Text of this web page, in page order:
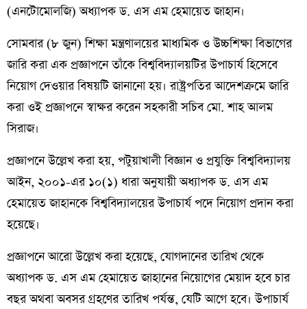
(এনটোমোলজি) অধ্যাপক ড. এস এম হেমায়েত জাহান।
সোমবার (৮ জুন) শিক্ষা মন্ত্রণালয়ের মাধ্যমিক ও উচ্চশিক্ষা বিভাগের
জারি করা এক প্রজ্ঞাপনে তাঁকে বিশ্ববিদ্যালয়টির উপাচার্য হিসেবে
নিয়োগ দেওয়ার বিষয়টি জানানো হয়। রাষ্ট্রপতির আদেশক্রমে জারি
করা ওই প্রজ্ঞাপনে স্বাক্ষর করেন সহকারী সচিব মো. শাহ আলম
সিরাজ।
প্রজ্ঞাপনে উল্লেখ করা হয়, পটুয়াখালী বিজ্ঞান ও প্রযুক্তি বিশ্ববিদ্যালয়
আইন, ২০০১-এর ১০(১) ধারা অনুযায়ী অধ্যাপক ড. এস এম
হেমায়েত জাহানকে বিশ্ববিদ্যালয়ের উপাচার্য পদে নিয়োগ প্রদান করা
হয়েছে।
প্রজ্ঞাপনে আরো উল্লেখ করা হয়েছে, যোগদানের তারিখ থেকে
অধ্যাপক ড. এস এম হেমায়েত জাহানের নিয়োগের মেয়াদ হবে চার
বছর অথবা অবসর গ্রহণের তারিখ পর্যন্ত, যেটি আগে হবে। উপাচার্য